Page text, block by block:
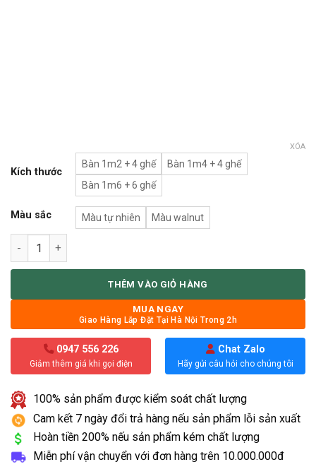
Kích thước
Bàn 1m2 + 4 ghế
Bàn 1m4 + 4 ghế
Bàn 1m6 + 6 ghế
Màu sắc Màu tự nhiên Màu walnut
XÓA
Bàn ăn gỗ cao su ghế grace số lượng
THÊM VÀO GIỎ HÀNG
MUA NGAY
Giao Hàng Lắp Đặt Tại Hà Nội Trong 2h
0947 556 226
Giảm thêm giá khi gọi điện
Chat Zalo
Hãy gửi câu hỏi cho chúng tôi
100% sản phẩm được kiểm soát chất lượng
Cam kết 7 ngày đổi trả hàng nếu sản phẩm lỗi sản xuất
Hoàn tiền 200% nếu sản phẩm kém chất lượng
Miễn phí vận chuyển với đơn hàng trên 10.000.000đ